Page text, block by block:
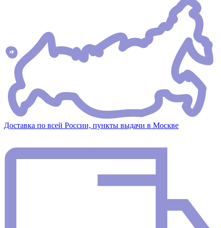
Доставка по всей России, пункты выдачи в Москве